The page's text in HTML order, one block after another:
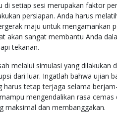
setiap sesi merupakan faktor
persiapan. Anda harus
maju untuk mengamankan
akan sangat membantu Anda
tekanan.
melalui simulasi yang dilakukan
dari luar. Ingatlah bahwa ujian
harus tetap terjaga selama
mengendalikan rasa
maksimal dan membanggakan.